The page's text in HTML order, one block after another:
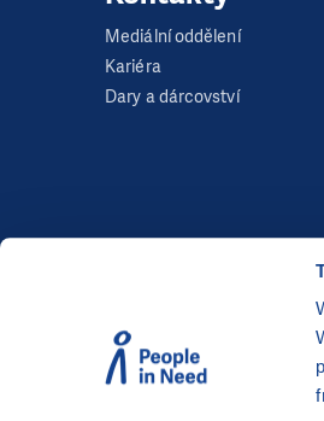
Mediální oddělení
Kariéra
Dary a dárcovství
©Člověk v tísni, o.p.s.
,
Webová stránka běží